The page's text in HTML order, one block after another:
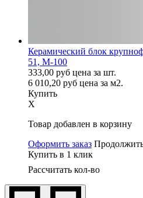
Керамический блок
51, М-100
333,00 руб цена за шт.
6 010,20 руб цена за м2.
Купить
X
Товар добавлен в корзину
Оформить заказ
Купить в 1 клик
Рассчитать кол-во